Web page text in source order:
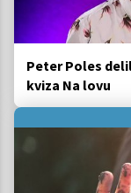
Peter Poles
kviza Na lovu